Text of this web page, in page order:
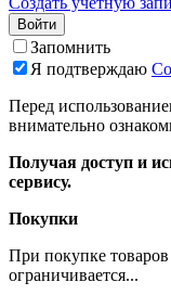
Войти
Запомнить
Я подтверждаю
Перед
внимательно
Получая доступ и
сервису.
Покупки
При покупке
ограничивается...